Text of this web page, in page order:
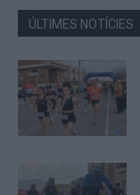
the
CAPTCHA
to
verify
that
you
ÚLTIMES NOTÍCIES